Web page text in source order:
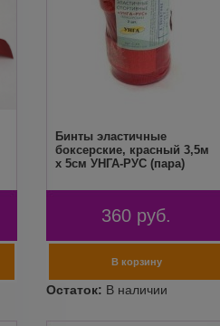
Бинты эластичные
боксерские, красный 3,5м
х 5см УНГА-РУС (пара)
360 руб.